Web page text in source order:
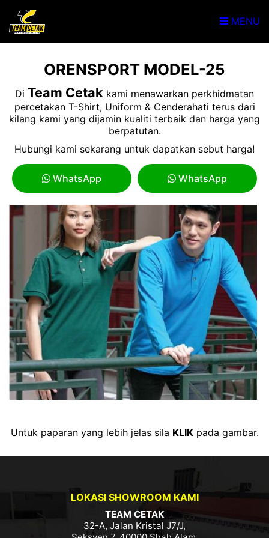
MENU
ORENSPORT MODEL-25
Di Team Cetak kami menawarkan perkhidmatan
percetakan T-Shirt, Uniform & Cenderahati terus dari
kilang kami yang dijamin kualiti terbaik dan harga yang
berpatutan.
Hubungi kami sekarang untuk dapatkan sebut harga!
WhatsApp WhatsApp
Untuk paparan yang lebih jelas sila KLIKpada gambar.
LOKASI SHOWROOM KAMI
TEAM CETAK
32-A, Jalan Kristal J7/J,